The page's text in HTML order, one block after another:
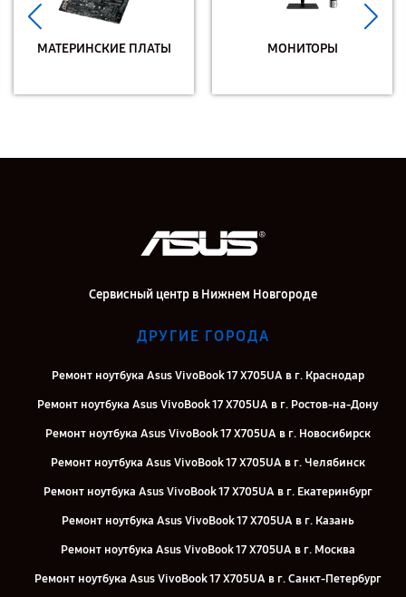
МАТЕРИНСКИЕ ПЛАТЫ МОНИТОРЫ
Сервисный центр в Нижнем Новгороде
ДРУГИЕ ГОРОДА
Ремонт ноутбука Asus VivoBook 17 X705UA в г. Краснодар
Ремонт ноутбука Asus VivoBook 17 X705UA в г. Ростов-на-Дону
Ремонт ноутбука Asus VivoBook 17 X705UA в г. Новосибирск
Ремонт ноутбука Asus VivoBook 17 X705UA в г. Челябинск
Ремонт ноутбука Asus VivoBook 17 X705UA в г. Екатеринбург
Ремонт ноутбука Asus VivoBook 17 X705UA в г. Казань
Ремонт ноутбука Asus VivoBook 17 X705UA в г. Москва
Ремонт ноутбука Asus VivoBook 17 X705UA в г. Санкт-Петербург